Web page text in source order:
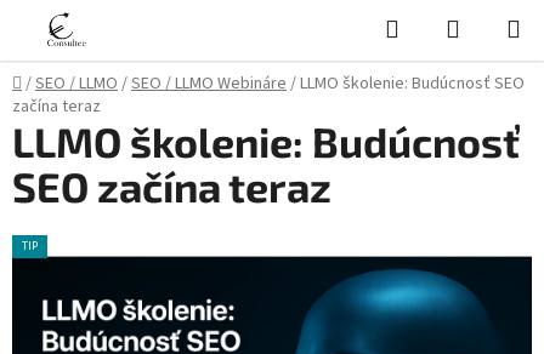
obsah
Hľadať
KOŠÍK
Domov
/SEO / LLMO/SEO / LLMO Webináre/LLMO školenie: Budúcnosť SEO
začína teraz
LLMO školenie: Budúcnosť
SEO začína teraz
TIP